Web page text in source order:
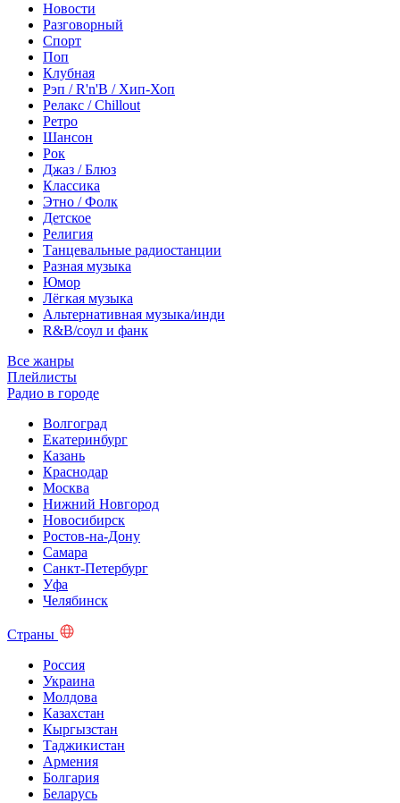
Новости
Разговорный
Спорт
Поп
Клубная
Рэп / R'n'B / Хип-Хоп
Релакс / Chillout
Ретро
Шансон
Рок
Джаз / Блюз
Классика
Этно / Фолк
Детское
Религия
Танцевальные радиостанции
Разная музыка
Юмор
Лёгкая музыка
Альтернативная музыка/инди
R&B/cоул и фанк
Все жанры
Плейлисты
Радио в городе
Волгоград
Екатеринбург
Казань
Краснодар
Москва
Нижний Новгород
Новосибирск
Ростов-на-Дону
Самара
Санкт-Петербург
Уфа
Челябинск
Страны
Россия
Украина
Молдова
Казахстан
Кыргызстан
Таджикистан
Армения
Болгария
Беларусь